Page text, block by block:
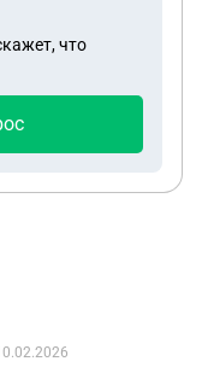
что